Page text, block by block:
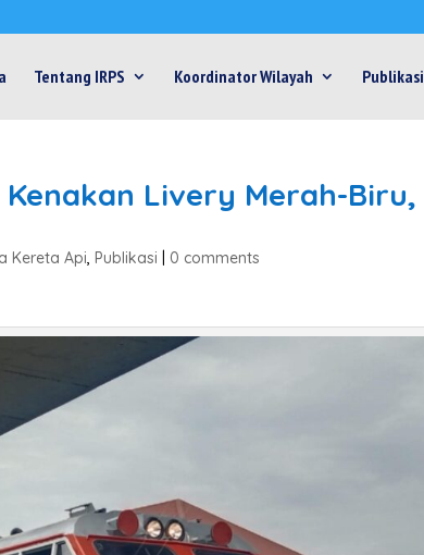
Tentang IRPS Koordinator Wilayah Publikasi
Kenakan Livery Merah-Biru,
Kereta Api,Publikasi 0 comments